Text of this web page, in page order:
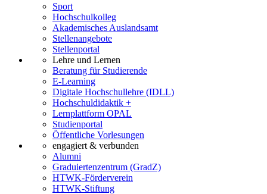
Sport
Hochschulkolleg
Akademisches Auslandsamt
Stellenangebote
Stellenportal
Lehre und Lernen
Beratung für Studierende
E-Learning
Digitale Hochschullehre (IDLL)
Hochschuldidaktik +
Lernplattform OPAL
Studienportal
Öffentliche Vorlesungen
engagiert & verbunden
Alumni
Graduiertenzentrum (GradZ)
HTWK-Förderverein
HTWK-Stiftung